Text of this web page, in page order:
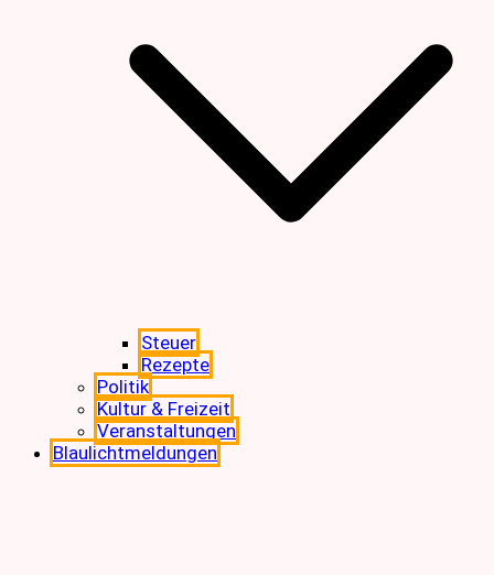
Steuer
Rezepte
Politik
Kultur & Freizeit
Veranstaltungen
Blaulichtmeldungen